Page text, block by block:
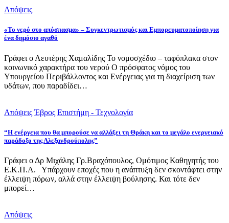
Απόψεις
«Το νερό στο απόσπασμα» – Συγκεντρωτισμός και Εμπορευματοποίηση για
ένα δημόσιο αγαθό
Γράφει ο Λευτέρης Χαμαλίδης Το νομοσχέδιο – ταφόπλακα στον
κοινωνικό χαρακτήρα του νερού Ο πρόσφατος νόμος του
Υπουργείου Περιβάλλοντος και Ενέργειας για τη διαχείριση των
υδάτων, που παραδίδει…
Απόψεις Έβρος Επιστήμη - Τεχνολογία
“Η ενέργεια που θα μπορούσε να αλλάξει τη Θράκη και το μεγάλο ενεργειακό
παράδοξο της Αλεξανδρούπολης”
Γράφει ο Δρ Μιχάλης Γρ.Βραχόπουλος, Ομότιμος Καθηγητής του
Ε.Κ.Π.Α. Υπάρχουν εποχές που η ανάπτυξη δεν σκοντάφτει στην
έλλειψη πόρων, αλλά στην έλλειψη βούλησης. Και τότε δεν
μπορεί…
Απόψεις